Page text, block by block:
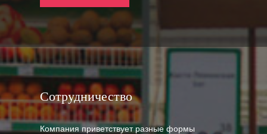
Сотрудничество
Компания приветствует разные формы